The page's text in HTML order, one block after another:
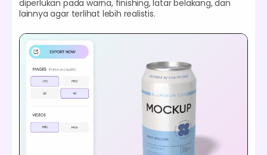
diperlukan pada warna, finishing, latar belakang, dan
lainnya agar terlihat lebih realistis.